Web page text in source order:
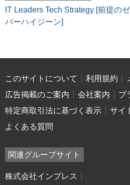
IT Leaders Tech Strategy [前提の
バーハイジーン]
このサイトについて 利用規約
広告掲載のご案内
会社案内
プ
特定商取引法に基づく表示
サイ
よくある質問
関連グループサイト
株式会社インプレス